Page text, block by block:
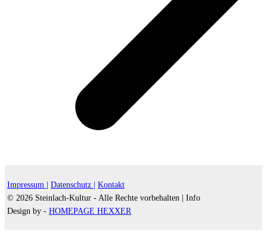
Impressum | Datenschutz |
Kontakt
© 2026 Steinlach-Kultur - Alle Rechte vorbehalten |
Info
Design by - HOMEPAGE HEXXER